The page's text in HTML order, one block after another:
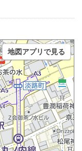
地図アプリで見る